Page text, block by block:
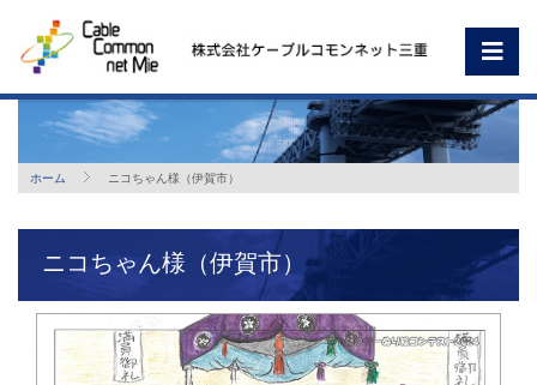
ホーム ニコちゃん様（伊賀市）
ニコちゃん様（伊賀市）